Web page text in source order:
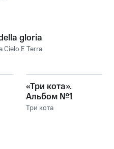
gloria
Cielo E Terra
«Три кота».
Альбом №1
(саундтрек к
Три кота